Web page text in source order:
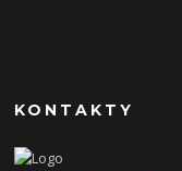
KONTAKTY